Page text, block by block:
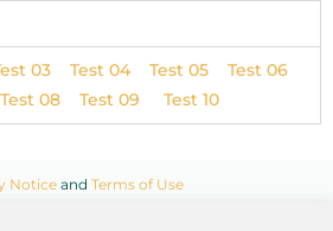
03 Test 04 Test 05
Test 06
Test 08 Test 09 Test 10
Noticeand Terms of Use